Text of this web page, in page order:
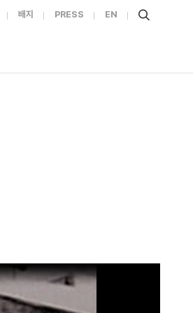
배지 PRESS EN